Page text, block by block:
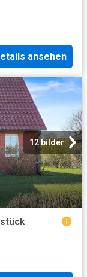
ansehen
12 bilder